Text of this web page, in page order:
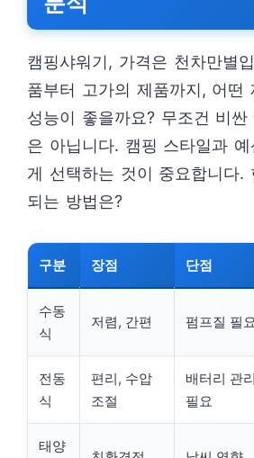
캠핑샤워기, 가격은 천차만별
품부터 고가의 제품까지, 어떤
성능이 좋을까요? 무조건 비
은 아닙니다. 캠핑 스타일과
게 선택하는 것이 중요합니다.
되는 방법은?
구분 장점 단점
수동
식
저렴, 간편 펌프질 필
전동
식
편리, 수압
조절
배터리 관리
필요
태양